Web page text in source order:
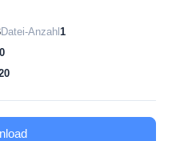
Datei-Anzahl 1